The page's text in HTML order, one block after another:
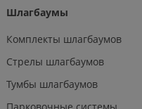
Шлагбаумы
Комплекты шлагбаумов
Стрелы шлагбаумов
Тумбы шлагбаумов